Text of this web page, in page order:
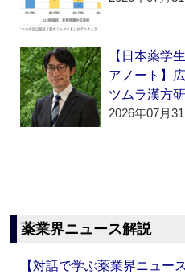
【日本薬学
アノート】
ツムラ漢方
2026年07月
薬業界ニュース解説
【対話で学ぶ薬業界ニュー